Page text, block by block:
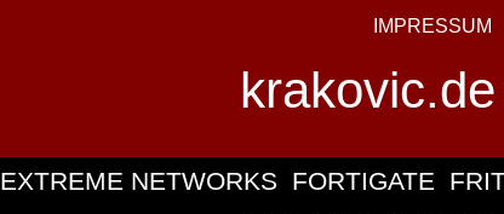
IMPRESSUM
krakovic.de
EXTREME NETWORKS FORTIGATE